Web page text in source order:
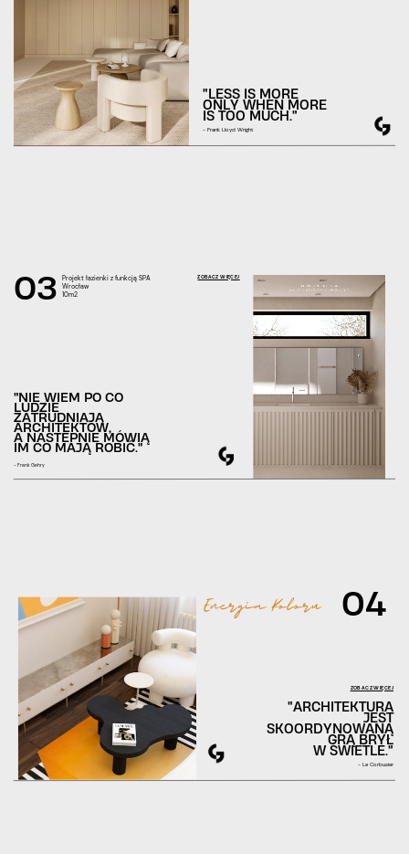
"LESS IS MORE
ONLY WHEN MORE
IS TOO MUCH."
- Frank Lloyd Wright
03
Projekt łazienki z funkcją SPA
Wrocław
10m2
ZOBACZ WIĘCEJ
"NIE WIEM PO CO
LUDZIE
ZATRUDNIAJĄ
ARCHITEKTÓW,
A NASTEPNIE MÓWIĄ
IM CO MAJĄ ROBIĆ."
- Frank Gehry
Energia Koloru
"ARCHITEKTURA
JEST
SKOORDYNOWANĄ
GRĄ BRYŁ
W ŚWIETLE."
- Le Corbusier
ZOBACZ WIĘCEJ
04